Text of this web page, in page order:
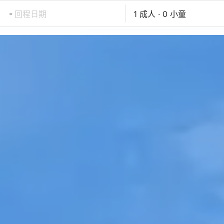
- 回程日期 1 成人 · 0 小童